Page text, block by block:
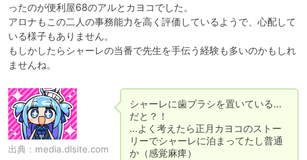
ったのが便利屋68のアルとカヨコでした。
アロナもこの二人の事務能力を高く評価しているようで、心配して
いる様子もありません。
もしかしたらシャーレの当番で先生を手伝う経験も多いのかもしれ
ませんね。
出典： media.dlsite.com
シャーレに歯ブラシを置いている…
だと？！
…よく考えたら正月カヨコのストー
リーでシャーレに泊まってたし普通
か（感覚麻痺）